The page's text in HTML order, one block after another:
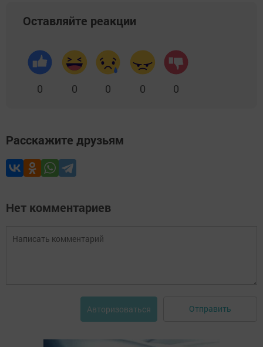
Оставляйте реакции
0 0 0 0 0
Расскажите друзьям
Нет комментариев
Авторизоваться Отправить